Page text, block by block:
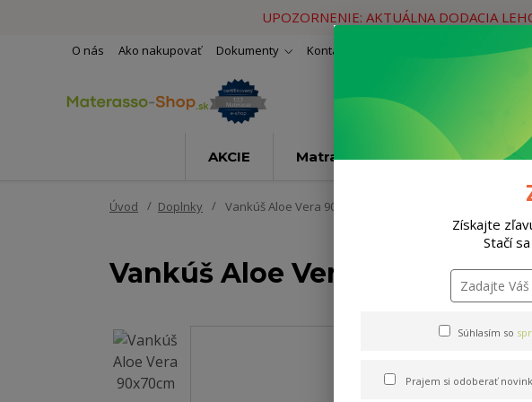
UPOZORNENIE: AKTUÁLNA DODACIA
O nás Ako nakupovať Dokumenty Kontakty
AKCIE Matrace Rošty
Úvod Doplnky Vankúš Aloe Vera 90x70cm
Vankúš Aloe Vera 90x70cm
Získajte
Stačí
Súhlasím so
Prajem si odoberať